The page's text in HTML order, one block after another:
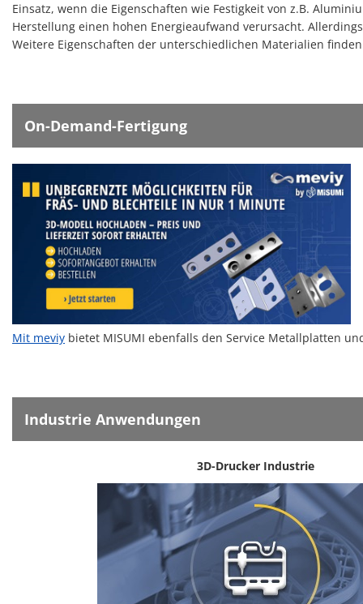
Einsatz, wenn die Eigenschaften wie Festigkeit von z.B.
Herstellung einen hohen Energieaufwand verursacht.
Weitere Eigenschaften der unterschiedlichen Materialien
On-Demand-Fertigung
Mit meviy bietet MISUMI ebenfalls den Service Metallplatten
Industrie Anwendungen
3D-Drucker Industrie